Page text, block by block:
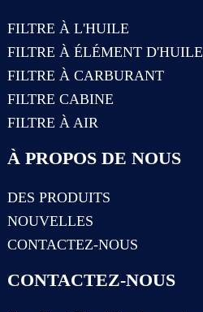
FILTRE À L'HUILE
FILTRE À ÉLÉMENT D'HUILE
FILTRE À CARBURANT
FILTRE CABINE
FILTRE À AIR
À PROPOS DE NOUS
DES PRODUITS
NOUVELLES
CONTACTEZ-NOUS
CONTACTEZ-NOUS